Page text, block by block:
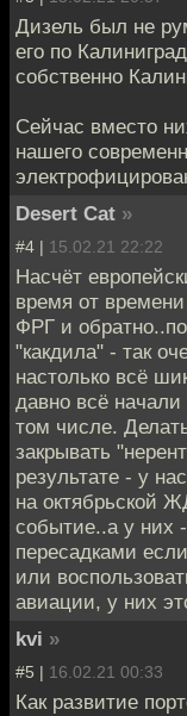
Дизель был не
его по
собственно
Сейчас вместо
нашего
Desert Cat »
#4 | 15.02.21 22:22
Насчёт
время от
ФРГ и
"какдила" - так
настолько всё
давно всё
том числе.
закрывать
результате - у
на октябрьской
событие..а у них
пересадками
или
авиации, у них
kvi »
#5 | 16.02.21 00:33
Как развитие